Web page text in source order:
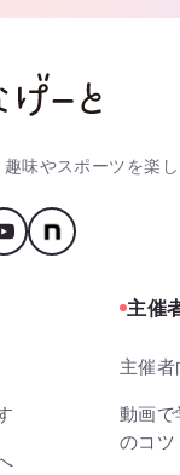
味やスポーツを楽し
主催
主催
動画で
のコツ